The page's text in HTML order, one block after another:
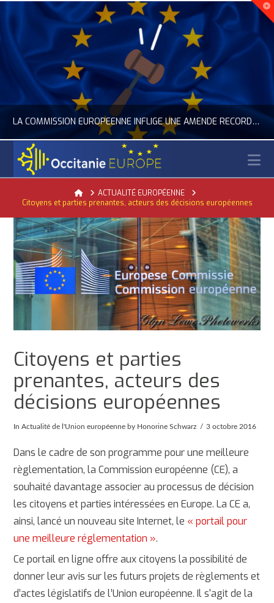
LA COMMISSION EUROPÉENNE INFLIGE UNE AMENDE RECORD À GOOGLE
ACTUALITÉ DE L'UNION EUROPÉENNE, ACTUALITÉ DE LA REPRÉSENTATION D’OCCITANIE EUROPE, NUMÉRIQUE- DIGITAL
JUILLET 24, 2026
HomeACTUALITÉ EUROPÉENNE
Citoyens et parties prenantes, acteurs des décisions européennes
Citoyens et parties
prenantes, acteurs des
décisions européennes
InActualité de l'Union européenne by Honorine Schwarz 3 octobre 2016
Dans le cadre de son programme pour une meilleure
règlementation, la Commission européenne (CE), a
souhaité davantage associer au processus de décision
les citoyens et parties intéressées en Europe. La CE a,
ainsi, lancé un nouveau site Internet, le « portail pour
une meilleure réglementation ».
Ce portail en ligne offre aux citoyens la possibilité de
donner leur avis sur les futurs projets de règlements et
d’actes législatifs de l’Union européenne. Il s'agit de la